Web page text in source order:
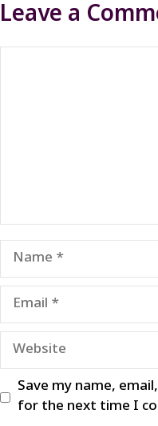
Leave a
Name
Email
Website
Save my name,
for the next time I